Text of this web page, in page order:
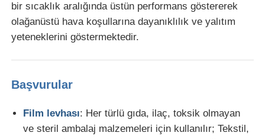
Rulo Kalender Makinesi
bir sıcaklık aralığında üstün performans göstererek
olağanüstü hava koşullarına dayanıklılık ve yalıtım
yeteneklerini göstermektedir.
Başvurular
Film levhası: Her türlü gıda, ilaç, toksik olmayan
ve steril ambalaj malzemeleri için kullanılır; Tekstil,